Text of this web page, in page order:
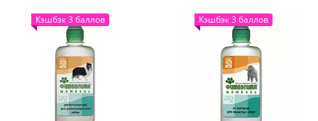
Кэшбэк 3 баллов Кэшбэк 3 баллов